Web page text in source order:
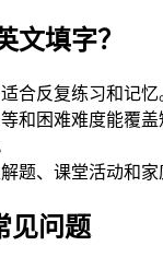
文填字？
合反复练习和记忆
和困难难度能覆
题、课堂活动和家
见问题